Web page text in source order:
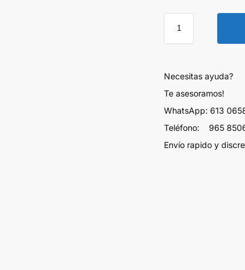
Necesitas ayuda?
Te asesoramos!
WhatsApp: 613
Teléfono: 965
Envío rapido y